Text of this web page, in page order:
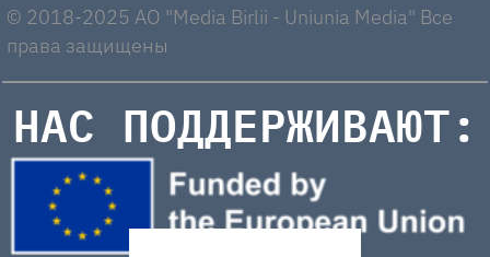
© 2018-2025 AO "Media Birlii - Uniunia Media" Все
права защищены
НАС ПОДДЕРЖИВАЮТ: